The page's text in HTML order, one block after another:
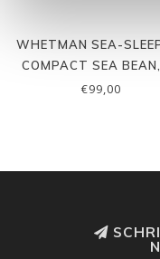
WHETMAN SEA-
COMPACT SEA
MTR
€99,00